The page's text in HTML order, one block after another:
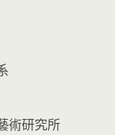
教育中心
設計學系
藝術研究所